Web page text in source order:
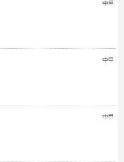
中甲
中甲
中甲